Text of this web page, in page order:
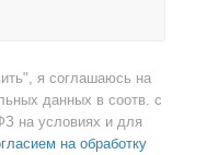
я соглашаюсь на
данных в соотв. с
на условиях и для
на обработку